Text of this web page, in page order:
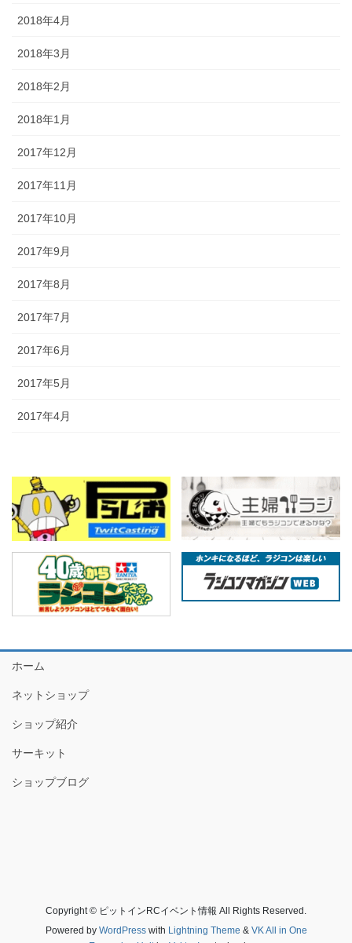
2018年4月
2018年3月
2018年2月
2018年1月
2017年12月
2017年11月
2017年10月
2017年9月
2017年8月
2017年7月
2017年6月
2017年5月
2017年4月
ホーム
ネットショップ
ショップ紹介
サーキット
ショップブログ
Copyright © ピットインRCイベント情報 All Rights Reserved.
Powered by WordPresswith Lightning Theme & VK All in One